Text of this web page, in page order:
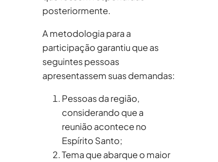
posteriormente.
A metodologia para a
participação garantiu que as
seguintes pessoas
apresentassem suas demandas:
Pessoas da região,
considerando que a
reunião acontece no
Espírito Santo;
Tema que abarque o maior